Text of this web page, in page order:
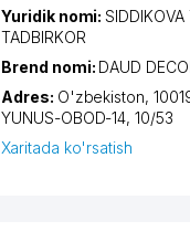
Yuridik nomi:
TADBIRKOR
Brend nomi: DAUD
Adres: O'zbekiston,
YUNUS-OBOD-14, 10/53
Xaritada ko'rsatish